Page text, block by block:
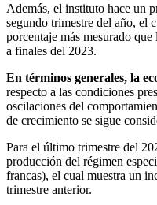
Además, el instituto hace un
segundo trimestre del año, el
porcentaje más mesurado
a finales del 2023.
En términos generales, la
respecto a las condiciones
oscilaciones del
de crecimiento se sigue
Para el último trimestre del
producción del régimen
francas), el cual muestra un
trimestre anterior.